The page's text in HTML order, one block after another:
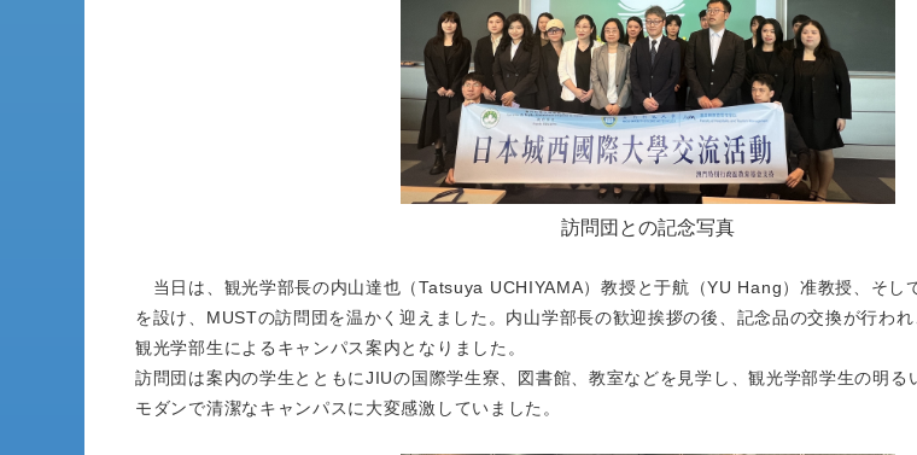
訪問団との記念写真
当日は、観光学部長の内山達也（Tatsuya UCHIYAMA）教授と于航（YU Hang）准教授、そし
を設け、MUSTの訪問団を温かく迎えました。内山学部長の歓迎挨拶の後、記念品の交換が行われ
観光学部生によるキャンパス案内となりました。
訪問団は案内の学生とともにJIUの国際学生寮、図書館、教室などを見学し、観光学部学生の明る
モダンで清潔なキャンパスに大変感激していました。